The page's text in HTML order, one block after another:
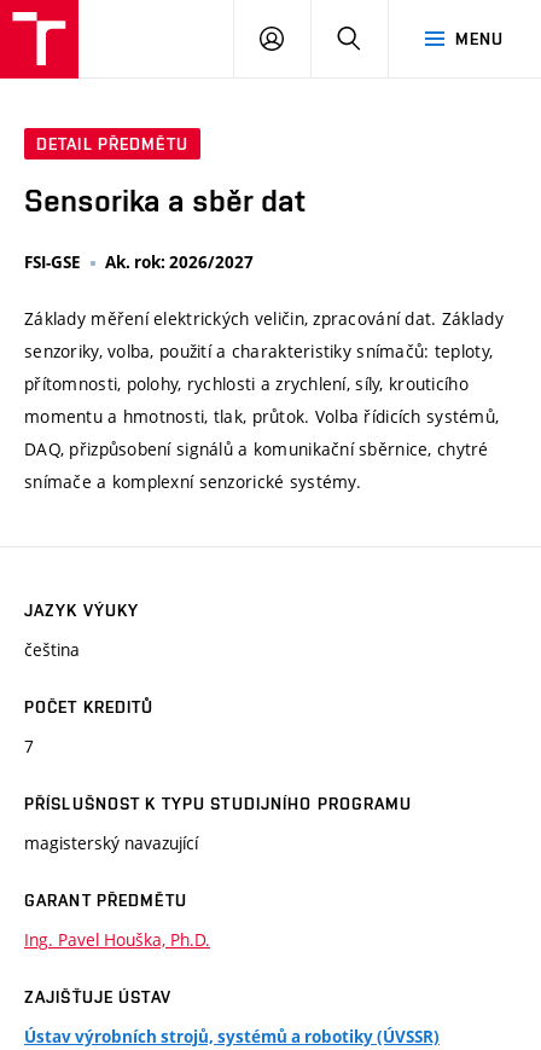
MENU
PŘIHLÁSIT
DETAIL PŘEDMĚTU
Sensorika a sběr dat
FSI-GSE Ak. rok: 2026/2027
Základy měření elektrických veličin, zpracování dat. Základy
senzoriky, volba, použití a charakteristiky snímačů: teploty,
přítomnosti, polohy, rychlosti a zrychlení, síly, krouticího
momentu a hmotnosti, tlak, průtok. Volba řídicích systémů,
DAQ, přizpůsobení signálů a komunikační sběrnice, chytré
snímače a komplexní senzorické systémy.
JAZYK VÝUKY
čeština
POČET KREDITŮ
7
PŘÍSLUŠNOST K TYPU STUDIJNÍHO PROGRAMU
magisterský navazující
GARANT PŘEDMĚTU
Ing. Pavel Houška, Ph.D.
ZAJIŠŤUJE ÚSTAV
Ústav výrobních strojů, systémů a robotiky (ÚVSSR)